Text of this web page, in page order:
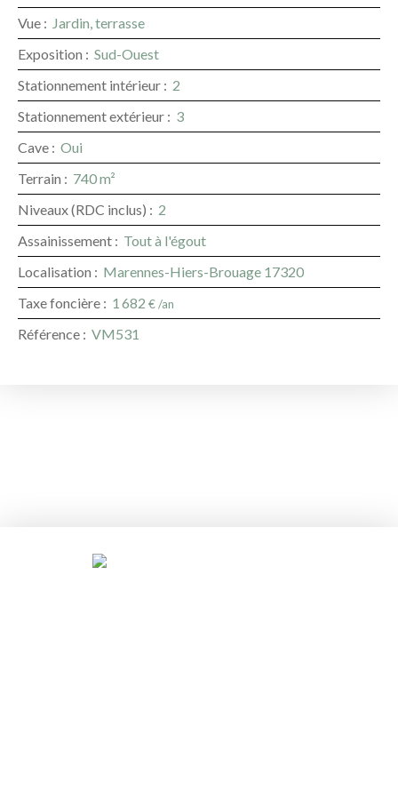
Vue : Jardin, terrasse
Exposition : Sud-Ouest
Stationnement intérieur : 2
Stationnement extérieur : 3
Cave : Oui
Terrain : 740m²
Niveaux (RDC inclus) : 2
Assainissement : Tout à l'égout
Localisation : Marennes-Hiers-Brouage 17320
Taxe foncière : 1 682 € /an
Référence : VM531